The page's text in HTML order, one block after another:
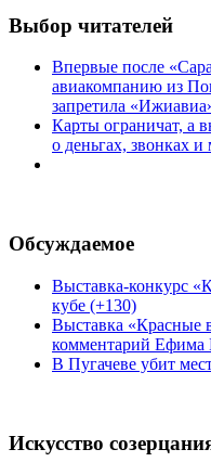
Выбор читателей
Впервые после
авиакомпанию из
запретила
Карты ограничат, а
о деньгах, звонках
Обсуждаемое
Выставка-конкурс
кубе (+130)
Выставка «Красные
комментарий Ефима
В Пугачеве убит
Искусство